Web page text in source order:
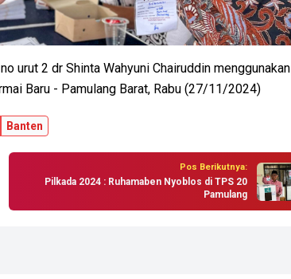
urut 2 dr Shinta Wahyuni Chairuddin menggunakan
Baru - Pamulang Barat, Rabu (27/11/2024)
Banten
Pos Berikutnya:
Pilkada 2024 : Ruhamaben Nyoblos di TPS 20
Pamulang